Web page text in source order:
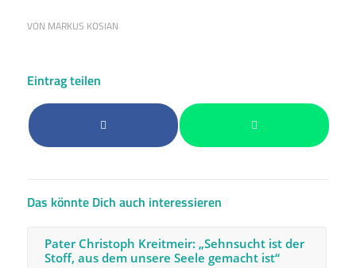
VON MARKUS KOSIAN
Eintrag teilen
Das könnte Dich auch interessieren
Pater Christoph Kreitmeir: „Sehnsucht ist der
Stoff, aus dem unsere Seele gemacht ist“